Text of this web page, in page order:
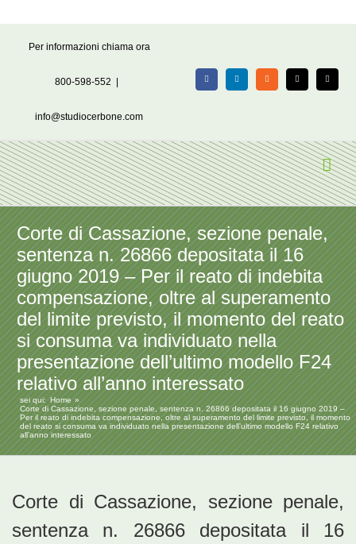
Per informazioni chiama ora
800-598-552
info@studiocerbone.com
FacebookLinkedIn Rss X Email
Corte di Cassazione, sezione penale,
sentenza n. 26866 depositata il 16
giugno 2019 – Per il reato di indebita
compensazione, oltre al superamento
del limite previsto, il momento del reato
si consuma va individuato nella
presentazione dell’ultimo modello F24
relativo all’anno interessato
sei qui:
Home
Corte di Cassazione, sezione penale, sentenza n. 26866 depositata il 16 giugno 2019 –
Per il reato di indebita compensazione, oltre al superamento del limite previsto, il momento
del reato si consuma va individuato nella presentazione dell’ultimo modello F24 relativo
all’anno interessato
Corte di Cassazione, sezione penale,
sentenza n. 26866 depositata il 16